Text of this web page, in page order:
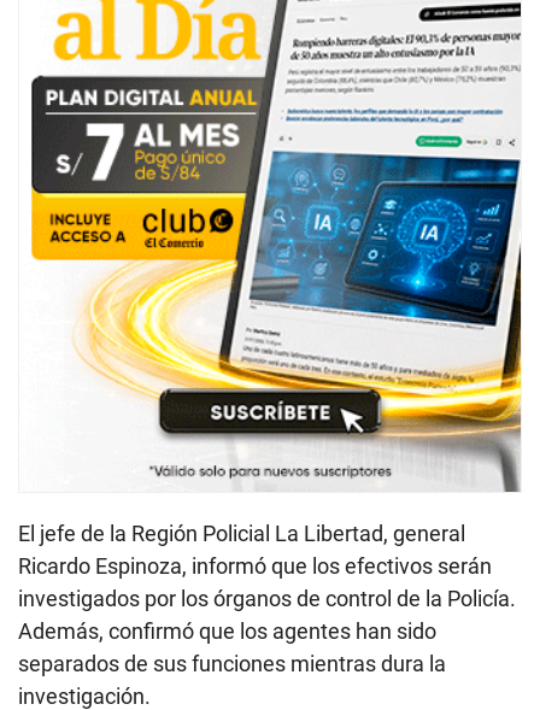
El jefe de la Región Policial La Libertad, general
Ricardo Espinoza, informó que los efectivos serán
investigados por los órganos de control de la Policía.
Además, confirmó que los agentes han sido
separados de sus funciones mientras dura la
investigación.